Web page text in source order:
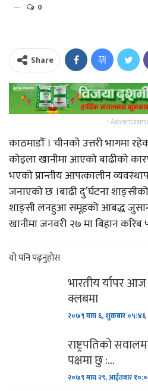
0
Share
-
काठमाडौँ । चीनको उत्तरी भागमा
कोइला खानीमा आएको बाढीको
भएको प्रान्तीय आपत्कालीन
जनाएको छ ।बाढी दु’र्घटना
शाङ्सी लनहुआ समूहको आबद्ध
खानीमा जनवरी २७ मा बिहान
यो पनि पढ्नुहोस
भारतीय र्यापर आज
क्लबमा
२०७९ माघ ६, शुक्रबार ०५:४६
राष्ट्रपतिको
पक्षमा छु :…
२०७९ माघ २९, आईतवार